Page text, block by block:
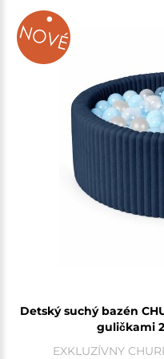
Detský suchý bazén
guličkami
EXKLUZÍVNY